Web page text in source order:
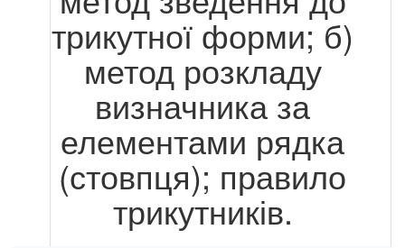
трикутної форми; б)
метод розкладу
визначника за
елементами рядка
(стовпця); правило
трикутників.